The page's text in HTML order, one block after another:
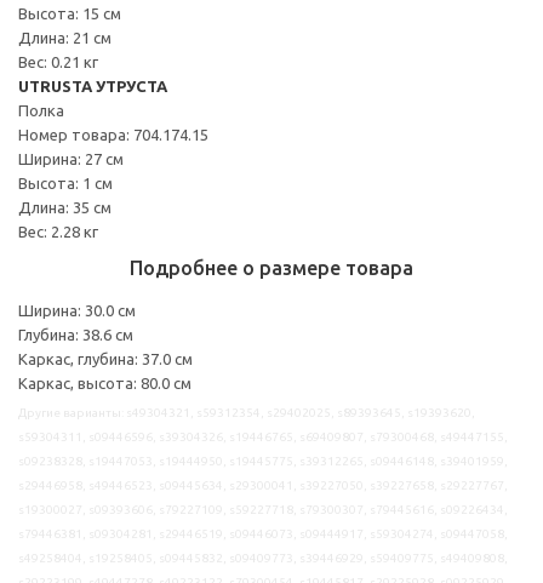
Высота: 15 см
Длина: 21 см
Вес: 0.21 кг
UTRUSTA УТРУСТА
Полка
Номер товара: 704.174.15
Ширина: 27 см
Высота: 1 см
Длина: 35 см
Вес: 2.28 кг
Подробнее о размере товара
Ширина: 30.0 см
Глубина: 38.6 см
Каркас, глубина: 37.0 см
Каркас, высота: 80.0 см